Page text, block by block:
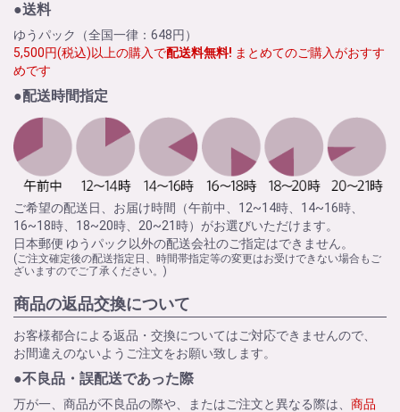
●送料
ゆうパック（全国一律：648円）
5,500円(税込)以上の購入で配送料無料! まとめてのご購入がおすす
めです
●配送時間指定
ご希望の配送日、お届け時間（午前中、12~14時、14~16時、
16~18時、18~20時、20~21時）がお選びいただけます。
日本郵便 ゆうパック以外の配送会社のご指定はできません。
(ご注文確定後の配送指定日、時間帯指定等の変更はお受けできない場合もご
ざいますのでご了承ください。)
商品の返品交換について
お客様都合による返品・交換についてはご対応できませんので、
お間違えのないようご注文をお願い致します。
●不良品・誤配送であった際
万が一、商品が不良品の際や、またはご注文と異なる際は、 商品